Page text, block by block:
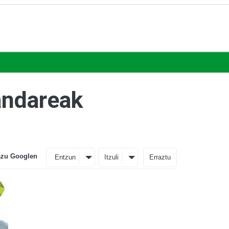
Googlen Entzun Itzuli Erraztu